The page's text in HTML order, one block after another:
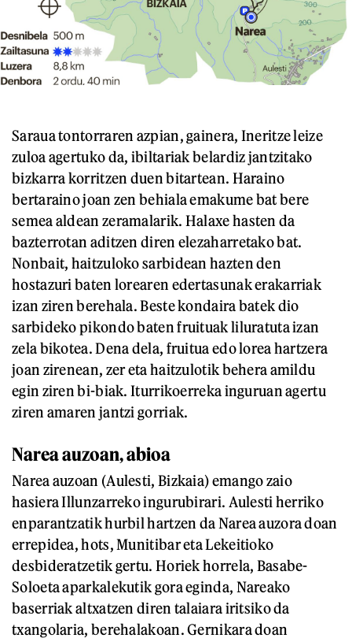
Saraua tontorraren azpian, gainera, Ineritze leize
zuloa agertuko da, ibiltariak belardiz jantzitako
bizkarra korritzen duen bitartean. Haraino
bertaraino joan zen behiala emakume bat bere
semea aldean zeramalarik. Halaxe hasten da
bazterrotan aditzen diren elezaharretako bat.
Nonbait, haitzuloko sarbidean hazten den
hostazuri baten lorearen edertasunak erakarriak
izan ziren berehala. Beste kondaira batek dio
sarbideko pikondo baten fruituak liluratuta izan
zela bikotea. Dena dela, fruitua edo lorea hartzera
joan zirenean, zer eta haitzulotik behera amildu
egin ziren bi-biak. Iturrikoerreka inguruan agertu
ziren amaren jantzi gorriak.
Narea auzoan, abioa
Narea auzoan (Aulesti, Bizkaia) emango zaio
hasiera Illunzarreko ingurubirari. Aulesti herriko
enparantzatik hurbil hartzen da Narea auzora doan
errepidea, hots, Munitibar eta Lekeitioko
desbideratzetik gertu. Horiek horrela, Basabe-
Soloeta aparkalekutik gora eginda, Nareako
baserriak altxatzen diren talaiara iritsiko da
txangolaria, berehalakoan. Gernikara doan